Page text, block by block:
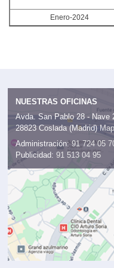
Enero-2024
NUESTRAS OFICINAS
Avda. San Pablo 28 - Nave
28823 Coslada (Madrid)
Administración: 91 724 05
Publicidad: 91 513 04 95